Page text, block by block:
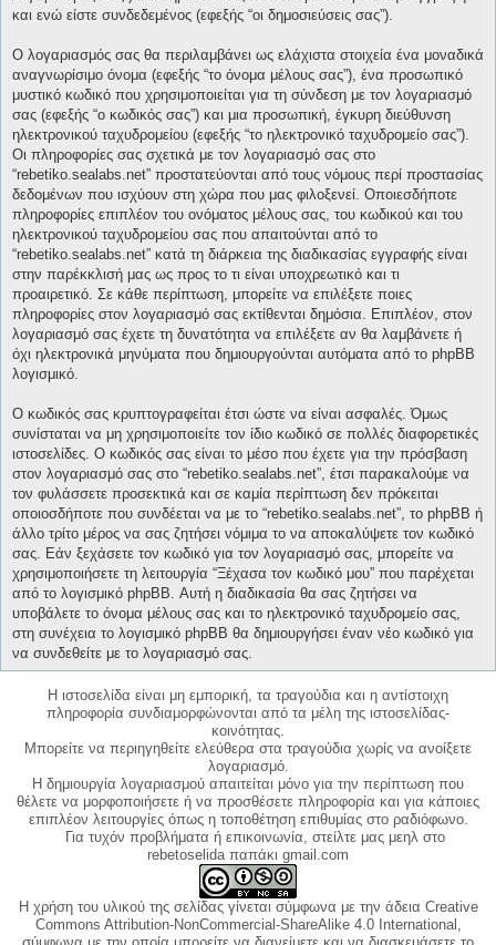
και ενώ είστε συνδεδεμένος (εφεξής “οι δημοσιεύσεις σας”).
Ο λογαριασμός σας θα περιλαμβάνει ως ελάχιστα στοιχεία ένα μοναδικά
αναγνωρίσιμο όνομα (εφεξής “το όνομα μέλους σας”), ένα προσωπικό
μυστικό κωδικό που χρησιμοποιείται για τη σύνδεση με τον λογαριασμό
σας (εφεξής “ο κωδικός σας”) και μια προσωπική, έγκυρη διεύθυνση
ηλεκτρονικού ταχυδρομείου (εφεξής “το ηλεκτρονικό ταχυδρομείο σας”).
Οι πληροφορίες σας σχετικά με τον λογαριασμό σας στο
“rebetiko.sealabs.net” προστατεύονται από τους νόμους περί προστασίας
δεδομένων που ισχύουν στη χώρα που μας φιλοξενεί. Οποιεσδήποτε
πληροφορίες επιπλέον του ονόματος μέλους σας, του κωδικού και του
ηλεκτρονικού ταχυδρομείου σας που απαιτούνται από το
“rebetiko.sealabs.net” κατά τη διάρκεια της διαδικασίας εγγραφής είναι
στην παρέκκλισή μας ως προς το τι είναι υποχρεωτικό και τι
προαιρετικό. Σε κάθε περίπτωση, μπορείτε να επιλέξετε ποιες
πληροφορίες στον λογαριασμό σας εκτίθενται δημόσια. Επιπλέον, στον
λογαριασμό σας έχετε τη δυνατότητα να επιλέξετε αν θα λαμβάνετε ή
όχι ηλεκτρονικά μηνύματα που δημιουργούνται αυτόματα από το phpBB
λογισμικό.
Ο κωδικός σας κρυπτογραφείται έτσι ώστε να είναι ασφαλές. Όμως
συνίσταται να μη χρησιμοποιείτε τον ίδιο κωδικό σε πολλές διαφορετικές
ιστοσελίδες. Ο κωδικός σας είναι το μέσο που έχετε για την πρόσβαση
στον λογαριασμό σας στο “rebetiko.sealabs.net”, έτσι παρακαλούμε να
τον φυλάσσετε προσεκτικά και σε καμία περίπτωση δεν πρόκειται
οποιοσδήποτε που συνδέεται να με το “rebetiko.sealabs.net”, το phpBB ή
άλλο τρίτο μέρος να σας ζητήσει νόμιμα το να αποκαλύψετε τον κωδικό
σας. Εάν ξεχάσετε τον κωδικό για τον λογαριασμό σας, μπορείτε να
χρησιμοποιήσετε τη λειτουργία “Ξέχασα τον κωδικό μου” που παρέχεται
από το λογισμικό phpBB. Αυτή η διαδικασία θα σας ζητήσει να
υποβάλετε το όνομα μέλους σας και το ηλεκτρονικό ταχυδρομείο σας,
στη συνέχεια το λογισμικό phpBB θα δημιουργήσει έναν νέο κωδικό για
να συνδεθείτε με το λογαριασμό σας.
Η ιστοσελίδα είναι μη εμπορική, τα τραγούδια και η αντίστοιχη
πληροφορία συνδιαμορφώνονται από τα μέλη της ιστοσελίδας-
κοινότητας.
Μπορείτε να περιηγηθείτε ελεύθερα στα τραγούδια χωρίς να ανοίξετε
λογαριασμό.
Η δημιουργία λογαριασμού απαιτείται μόνο για την περίπτωση που
θέλετε να μορφοποιήσετε ή να προσθέσετε πληροφορία και για κάποιες
επιπλέον λειτουργίες όπως η τοποθέτηση επιθυμίας στο ραδιόφωνο.
Για τυχόν προβλήματα ή επικοινωνία, στείλτε μας μεηλ στο
rebetoselida παπάκι gmail.com
Η χρήση του υλικού της σελίδας γίνεται σύμφωνα με την άδεια Creative
Commons Attribution-NonCommercial-ShareAlike 4.0 International,